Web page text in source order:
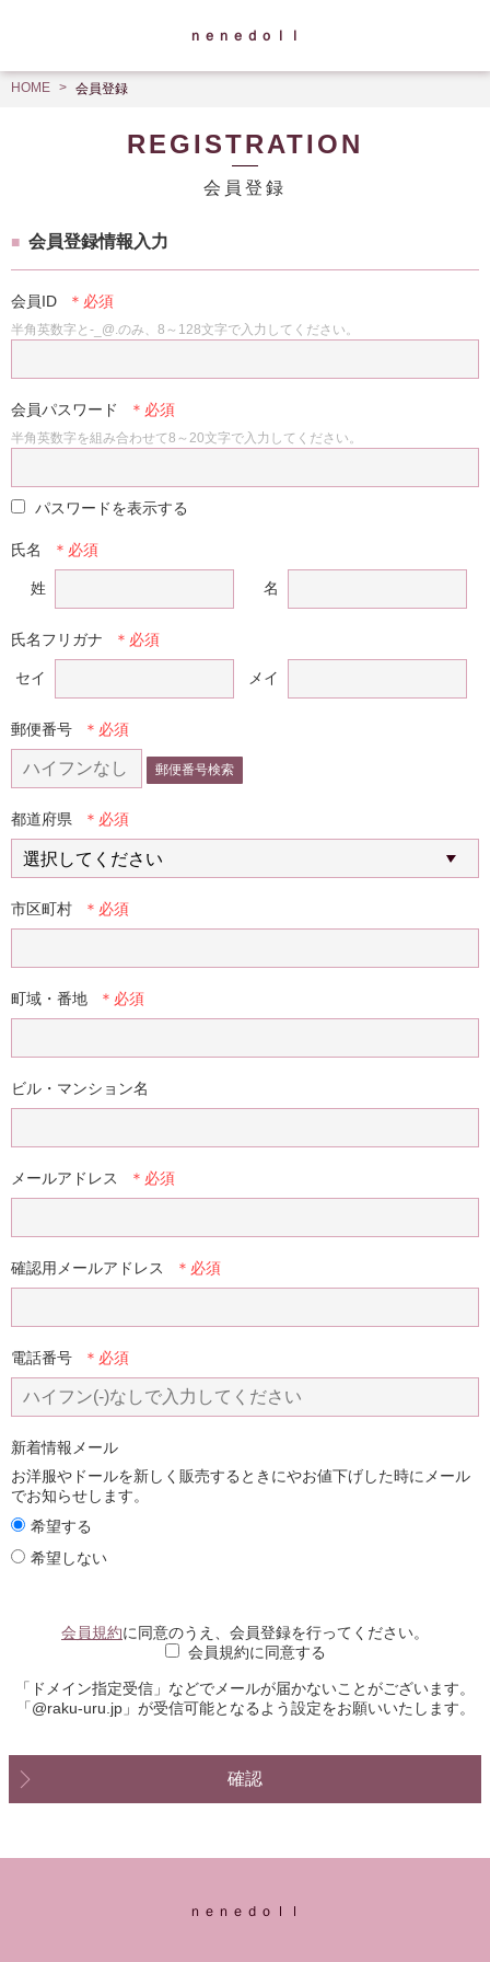
ｎｅｎｅｄｏｌｌ
HOME 会員登録
REGISTRATION
会員登録
会員登録情報入力
会員ID
半角英数字と-_@.のみ、8～128文字で入力してください。
会員パスワード
半角英数字を組み合わせて8～20文字で入力してください。
パスワードを表示する
氏名
姓 名
氏名フリガナ
セイ メイ
郵便番号
郵便番号検索
都道府県
市区町村
町域・番地
ビル・マンション名
メールアドレス
確認用メールアドレス
電話番号
新着情報メール
お洋服やドールを新しく販売するときにやお値下げした時にメール
でお知らせします。
希望する
希望しない
会員規約に同意のうえ、会員登録を行ってください。
会員規約に同意する
「ドメイン指定受信」などでメールが届かないことがございます。
「@raku-uru.jp」が受信可能となるよう設定をお願いいたします。
確認
ｎｅｎｅｄｏｌｌ